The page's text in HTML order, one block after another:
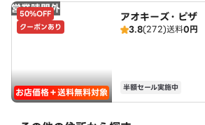
営業時間外
50%OFF
クーポンあり
お店価格＋送料無料対象
アオキーズ・ピ
3.8(272)送料0円
半額セール実施中